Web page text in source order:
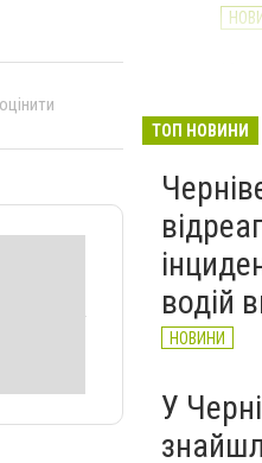
ТОП НОВИНИ
водій
НОВИНИ
У